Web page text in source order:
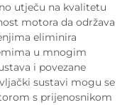
utječu na kvalitetu
motora da održava
eliminira
u mnogim
i povezane
sustavi mogu se
s prijenosnikom